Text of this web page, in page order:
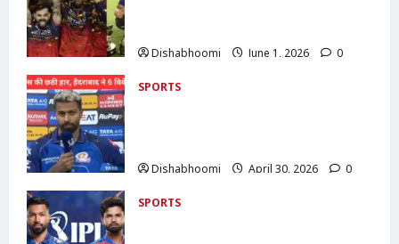
Dishabhoomi
June 1, 2026 0
SPORTS
Dishabhoomi
April 30, 2026 0
SPORTS